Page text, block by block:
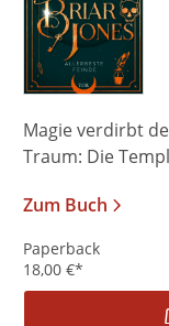
Magie verdirbt
Traum: Die
Zum Buch
Paperback
18,00 €*